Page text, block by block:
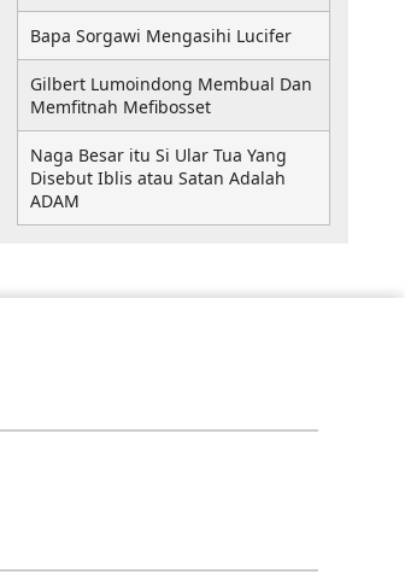
Bapa Sorgawi Mengasihi Lucifer
Gilbert Lumoindong Membual Dan
Memfitnah Mefibosset
Naga Besar itu Si Ular Tua Yang
Disebut Iblis atau Satan Adalah
ADAM